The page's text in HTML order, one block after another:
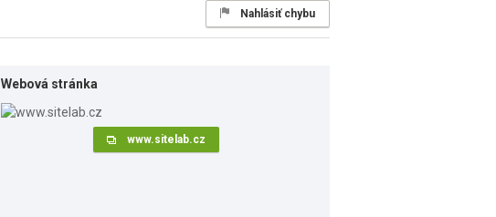
Nahlásiť chybu
Webová stránka
www.sitelab.cz